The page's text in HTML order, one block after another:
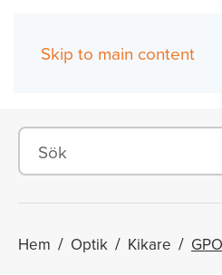
Skip to main content
Hem Optik Kikare